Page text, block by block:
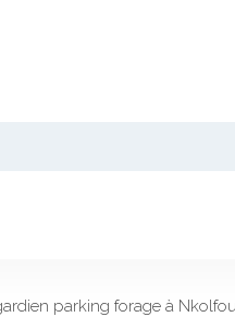
parking forage à